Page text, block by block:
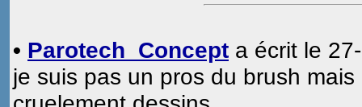
• Parotech_Concept a écrit le
je suis pas un pros du brush